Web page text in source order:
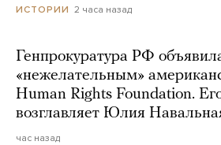
ИСТОРИИ 2 часа назад
Генпрокуратура РФ
«нежелательным»
Human Rights Foundation.
возглавляет Юлия
час назад